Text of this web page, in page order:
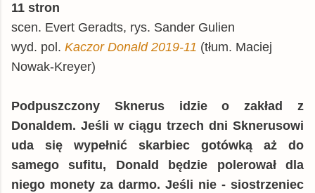
11 stron
scen. Evert Geradts, rys. Sander Gulien
wyd. pol. Kaczor Donald 2019-11 (tłum. Maciej
Nowak-Kreyer)
Podpuszczony Sknerus idzie o zakład z
Donaldem. Jeśli w ciągu trzech dni Sknerusowi
uda się wypełnić skarbiec gotówką aż do
samego sufitu, Donald będzie polerował dla
niego monety za darmo. Jeśli nie - siostrzeniec